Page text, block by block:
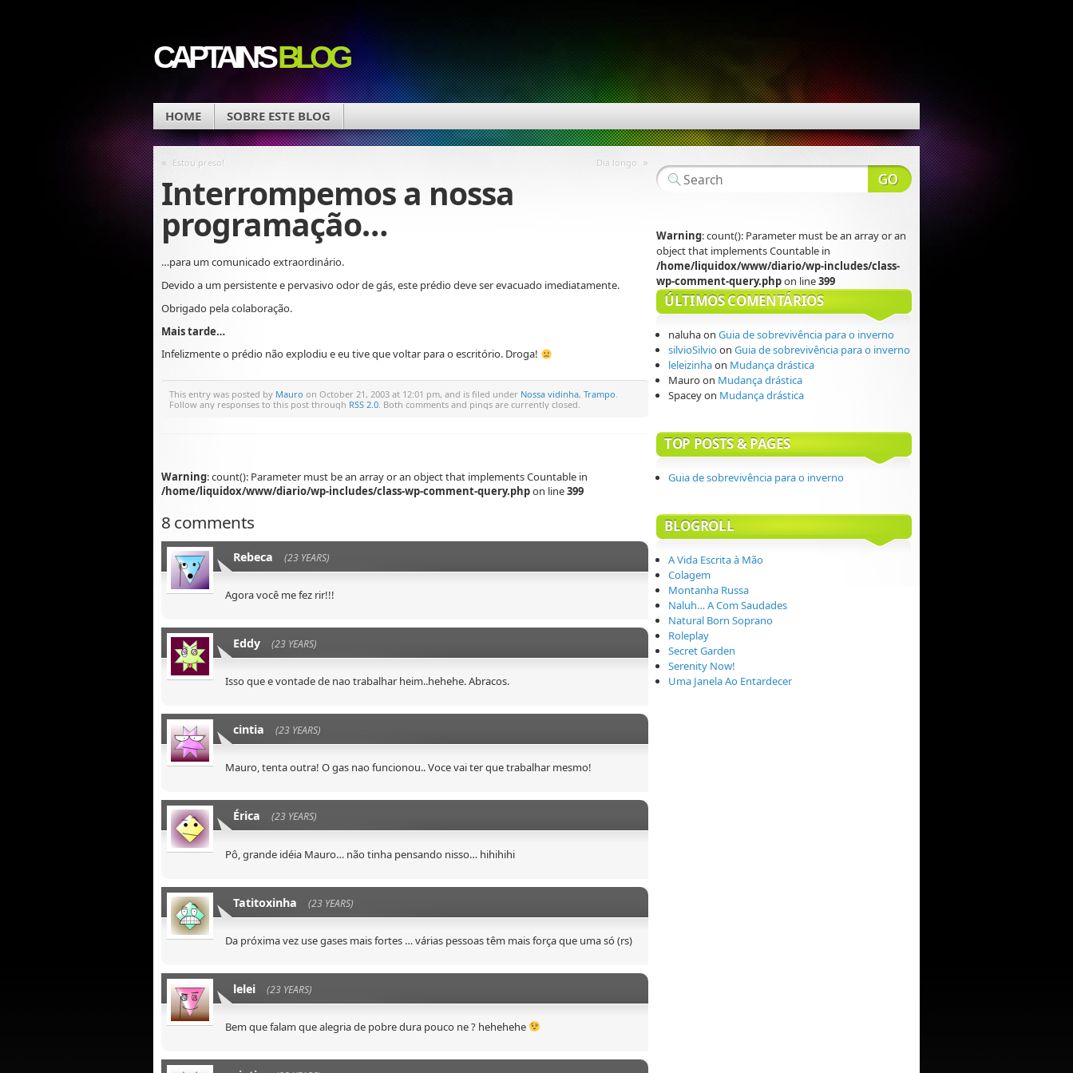
CAPTAIN'SBLOG
HOME SOBRE ESTE BLOG
« Estou preso! Dia longo »
Interrompemos a nossa
programação…
…para um comunicado extraordinário.
Devido a um persistente e pervasivo odor de gás, este prédio deve ser evacuado imediatamente.
Obrigado pela colaboração.
Mais tarde…
Infelizmente o prédio não explodiu e eu tive que voltar para o escritório. Droga!
This entry was posted by Mauro on October 21, 2003 at 12:01 pm, and is filed under Nossa vidinha, Trampo.
Follow any responses to this post through RSS 2.0. Both comments and pings are currently closed.
Warning: count(): Parameter must be an array or an object that implements Countable in
/home/liquidox/www/diario/wp-includes/class-wp-comment-query.phpon line399
8 comments
Rebeca (23 YEARS)
Agora você me fez rir!!!
Eddy (23 YEARS)
Isso que e vontade de nao trabalhar heim..hehehe. Abracos.
cintia (23 YEARS)
Mauro, tenta outra! O gas nao funcionou.. Voce vai ter que trabalhar mesmo!
Érica (23 YEARS)
Pô, grande idéia Mauro… não tinha pensando nisso… hihihihi
Tatitoxinha (23 YEARS)
Da próxima vez use gases mais fortes … várias pessoas têm mais força que uma só (rs)
lelei (23 YEARS)
Bem que falam que alegria de pobre dura pouco ne ? hehehehe
Warning: count(): Parameter must be an array or an
object that implements Countable in
/home/liquidox/www/diario/wp-includes/class-
wp-comment-query.phpon line399
ÚLTIMOS COMENTÁRIOS
naluhaon Guia de sobrevivência para o inverno
silvioSilvioon Guia de sobrevivência para o inverno
leleizinhaon Mudança drástica
Mauroon Mudança drástica
Spaceyon Mudança drástica
TOP POSTS & PAGES
Guia de sobrevivência para o inverno
BLOGROLL
A Vida Escrita à Mão
Colagem
Montanha Russa
Naluh… A Com Saudades
Natural Born Soprano
Roleplay
Secret Garden
Serenity Now!
Uma Janela Ao Entardecer